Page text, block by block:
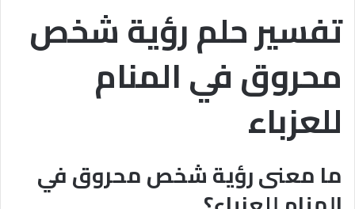
تفسير حلم رؤية شخص
محروق في المنام
للعزباء
ما معنى رؤية شخص محروق في